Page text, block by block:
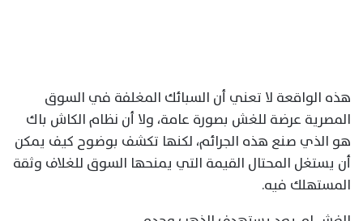
هذه الواقعة لا تعني أن السبائك المغلفة في السوق
المصرية عرضة للغش بصورة عامة، ولا أن نظام الكاش باك
هو الذي صنع هذه الجرائم، لكنها تكشف بوضوح كيف يمكن
أن يستغل المحتال القيمة التي يمنحها السوق للغلاف وثقة
المستهلك فيه.